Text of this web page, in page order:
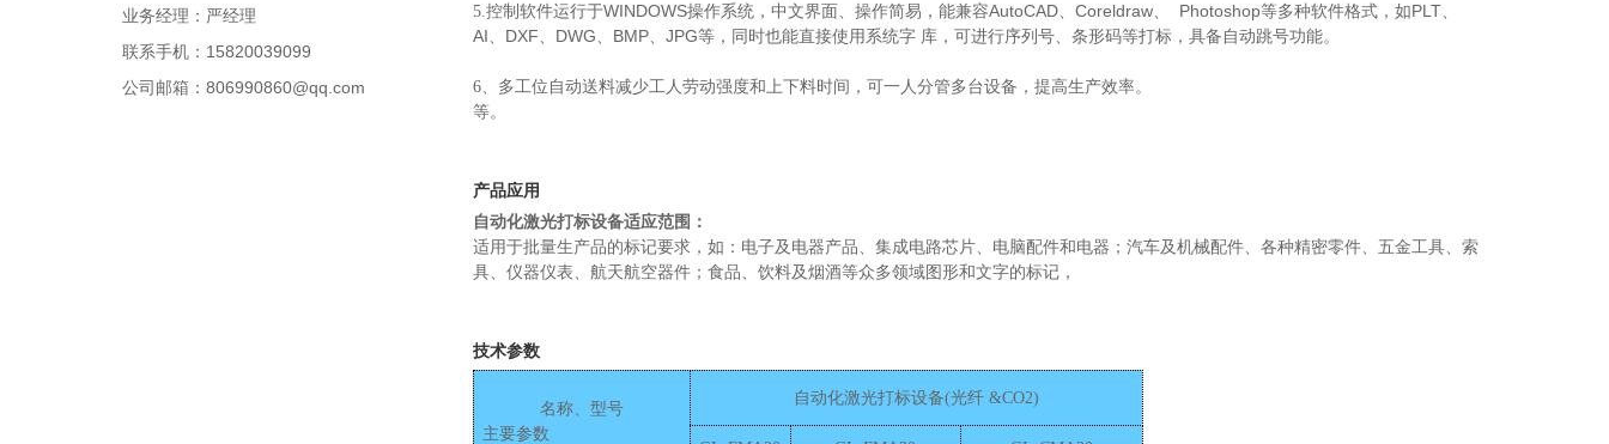
5.控制软件运行于WINDOWS操作系统，中文界面、操作简易，能兼容AutoCAD、 Coreldraw、 Photoshop等多种软件格式，如PLT、
AI、 DXF、 DWG、 BMP、 JPG等，同时也能直接使用系统字库，可进行序列号、条形码等打标，具备自动跳号功能。
6、多工位自动送料减少工人劳动强度和上下料时间，可一人分管多台设备，提高生产效率。
等。
产品应用
自动化激光打标设备适应范围：
适用于批量生产品的标记要求，如：电子及电器产品、集成电路芯片、电脑配件和电器；汽车及机械配件、各种精密零件、五金工具、索
具、仪器仪表、航天航空器件；食品、饮料及烟酒等众多领域图形和文字的标记，
技术参数
名称、型号
主要参数
自动化激光打标设备(光纤 &CO2)
业务经理：严经理
联系手机：15820039099
公司邮箱：806990860@qq.com